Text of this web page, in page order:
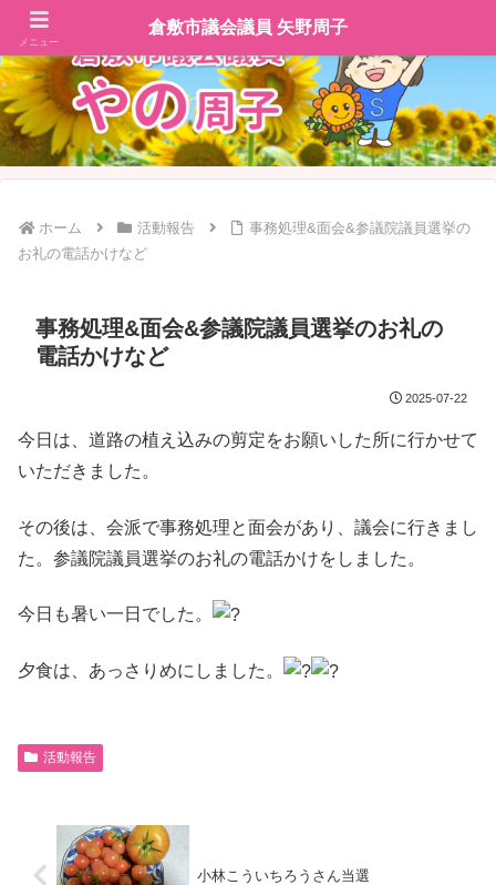
ホーム 活動報告
事務処理&面会&参議院議員選挙の
お礼の電話かけなど
事務処理&面会&参議院議員選挙のお礼の
電話かけなど
2025-07-22
今日は、道路の植え込みの剪定をお願いした所に行かせて
いただきました。
その後は、会派で事務処理と面会があり、議会に行きまし
た。参議院議員選挙のお礼の電話かけをしました。
今日も暑い一日でした。
夕食は、あっさりめにしました。
活動報告
小林こういちろうさん当選
メニュー
倉敷市議会議員 矢野周子